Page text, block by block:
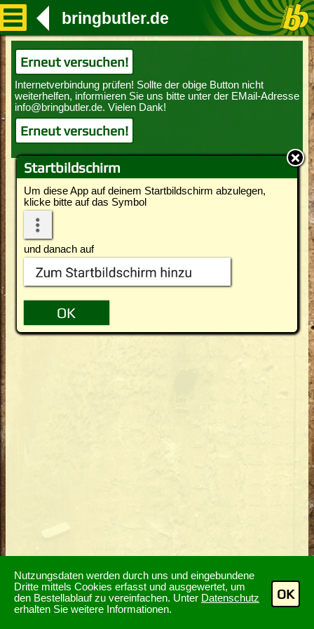
Nutzungsdaten werden durch uns und eingebundene
Dritte mittels Cookies erfasst und ausgewertet, um
den Bestellablauf zu vereinfachen. Unter Datenschutz
erhalten Sie weitere Informationen.
OK
Startbildschirm
Um diese App auf deinem Startbildschirm abzulegen,
klicke bitte auf das Symbol
und danach auf
bringbutler.de
Erneut versuchen!
Erneut versuchen!